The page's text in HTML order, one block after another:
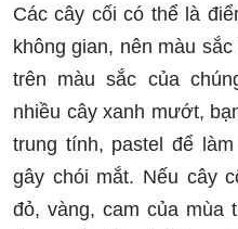
Các cây cối có thể là
không gian, nên màu
trên màu sắc của
nhiều cây xanh mướt,
trung tính, pastel để
gây chói mắt. Nếu cây
đỏ, vàng, cam của mùa